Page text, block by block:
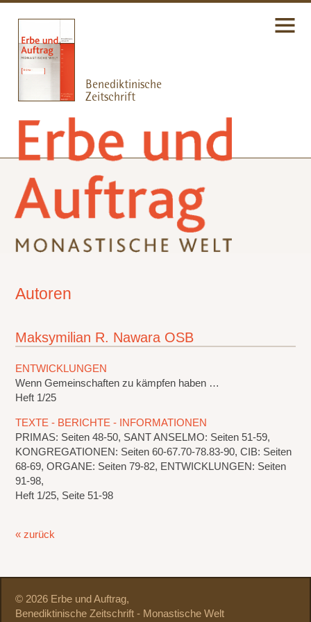
Autoren
Maksymilian R. Nawara OSB
ENTWICKLUNGEN
Wenn Gemeinschaften zu kämpfen haben …
Heft 1/25
TEXTE - BERICHTE - INFORMATIONEN
PRIMAS: Seiten 48-50, SANT ANSELMO: Seiten 51-59,
KONGREGATIONEN: Seiten 60-67.70-78.83-90, CIB: Seiten
68-69, ORGANE: Seiten 79-82, ENTWICKLUNGEN: Seiten
91-98,
Heft 1/25, Seite 51-98
« zurück
© 2026 Erbe und Auftrag,
Benediktinische Zeitschrift - Monastische Welt